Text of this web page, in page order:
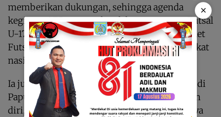
memberikan dukungan, sehingga agenda
kegiatan AFP termasuk pelaksanaan event Futsal
U-17 bisa terlaksana, demi menjaring atlet-atlet
Futsal untuk dipersiapkan diorbitkan di tingkat
nasional.
Ia juga mengimbau kepada semua club futsal di
Papua Barat Daya agar segera mempersiapkan
diri, karena beberapa waktu kedepan pihaknya
×